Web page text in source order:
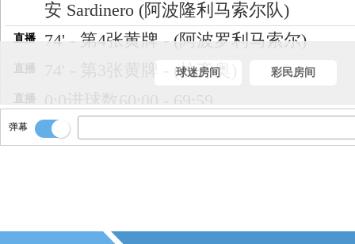
安 Sardinero (阿波隆利马索尔队)
直播 74' - 第4张黄牌 - (阿波罗利马索尔)
直播 74' - 第3张黄牌 - (拉齐奥)
直播 0:0进球数60:00 - 69:59
直播 0:0角球数60:00 - 69:59
佛帕拉 (阿波隆利马索尔队)
球迷房间 彩民房间
弹幕